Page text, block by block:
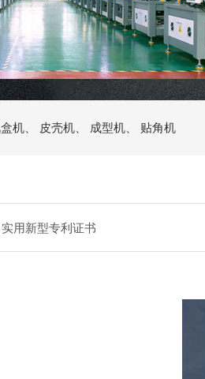
机 皮壳机 成型机 贴角机
实用新型专利证书